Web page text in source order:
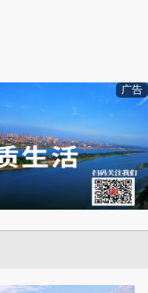
广告